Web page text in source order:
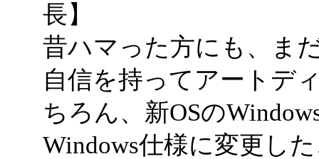
長】
昔ハマった方にも、ま
自信を持ってアートデ
ちろん、新OSの
Windows仕様に変更し